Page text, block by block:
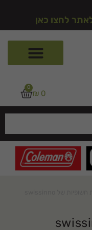
לחצו כאן
₪ 0
0